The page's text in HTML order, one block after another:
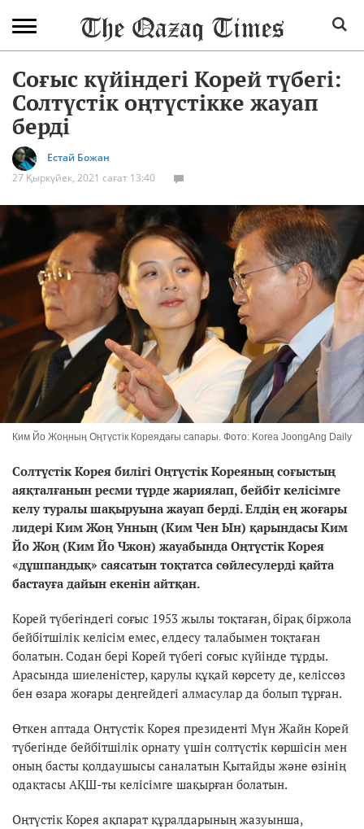
Соғыс күйіндегі Корей түбегі:
Солтүстік оңтүстікке жауап
берді
Естай Божан
27 Қыркүйек, 2021 сағат 13:40
Ким Йо Жоңның Оңтүстік Кореядағы сапары. Фото: Korea JoongAng Daily
Солтүстік Корея билігі Оңтүстік Кореяның соғыстың
аяқталғанын ресми түрде жариялап, бейбіт келісімге
келу туралы шақыруына жауап берді. Елдің ең жоғары
лидері Ким Жоң Унның (Ким Чен Ын) қарындасы Ким
Йо Жоң (Ким Йо Чжон) жауабында Оңтүстік Корея
«дұшпандық» саясатын тоқтатса сөйлесулерді қайта
бастауға дайын екенін айтқан.
Корей түбегіндегі соғыс 1953 жылы тоқтаған, бірақ біржола
бейбітшілік келісім емес, елдесу талабымен тоқтаған
болатын. Содан бері Корей түбегі соғыс күйінде тұрды.
Арасында шиеленістер, қарулы құқай көрсету де, келіссөз
бен өзара жоғары деңгейдегі алмасулар да болып тұрған.
Өткен аптада Оңтүстік Корея президенті Мүн Жайн Корей
түбегінде бейбітшілік орнату үшін солтүстік көршісін мен
оның басты қолдаушысы саналатын Қытайды және өзінің
одақтасы АҚШ-ты келісімге шақырған болатын.
Оңтүстік Корея ақпарат құралдарының жазуынша,